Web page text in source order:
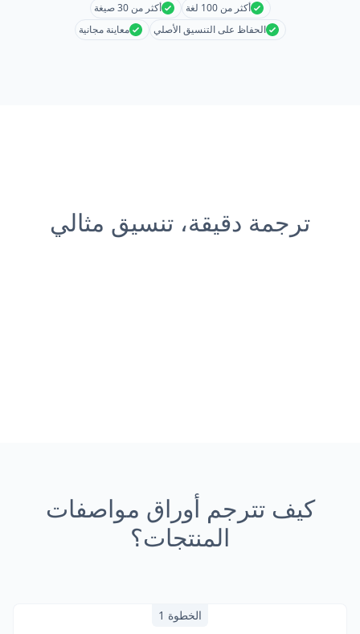
أكثر من 100 لغة
أكثر من 30 صيغة
الحفاظ على التنسيق الأصلي
معاينة مجانية
ترجمة دقيقة، تنسيق مثالي
كيف تترجم أوراق مواصفات
المنتجات؟
الخطوة 1